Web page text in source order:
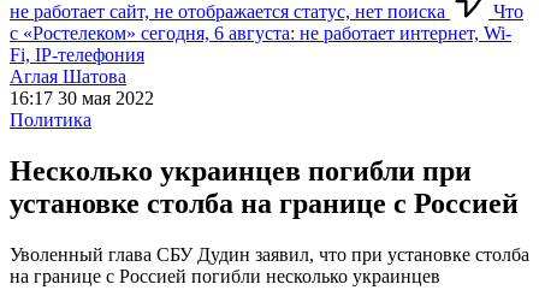
не работает сайт, не отображается статус, нет поиска
Что
с «Ростелеком» сегодня, 6 августа: не работает интернет, Wi-
Fi, IP-телефония
Аглая Шатова
16:17 30 мая 2022
Политика
Несколько украинцев погибли при
установке столба на границе с Россией
Уволенный глава СБУ Дудин заявил, что при установке столба
на границе с Россией погибли несколько украинцев